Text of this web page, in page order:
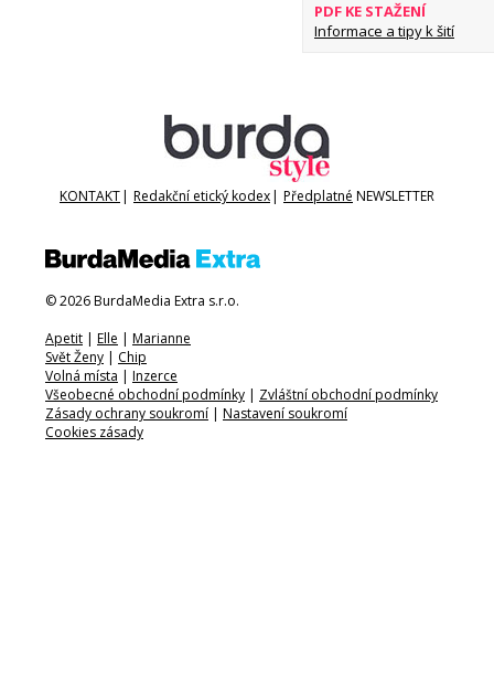
PDF KE STAŽENÍ
Informace a tipy k šití
KONTAKT| Redakční etický kodex| Předplatné NEWSLETTER
© 2026 BurdaMedia Extra s.r.o.
Apetit | Elle | Marianne
Svět Ženy | Chip
Volná místa | Inzerce
Všeobecné obchodní podmínky | Zvláštní obchodní podmínky
Zásady ochrany soukromí | Nastavení soukromí
Cookies zásady